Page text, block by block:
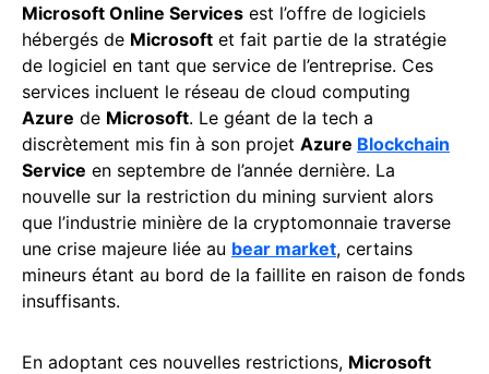
Microsoft Online Services est l’offre de logiciels
hébergés de Microsoft et fait partie de la stratégie
de logiciel en tant que service de l’entreprise. Ces
services incluent le réseau de cloud computing
Azure de Microsoft. Le géant de la tech a
discrètement mis fin à son projet Azure Blockchain
Service en septembre de l’année dernière. La
nouvelle sur la restriction du mining survient alors
que l’industrie minière de la cryptomonnaie traverse
une crise majeure liée au bear market, certains
mineurs étant au bord de la faillite en raison de fonds
insuffisants.
En adoptant ces nouvelles restrictions, Microsoft